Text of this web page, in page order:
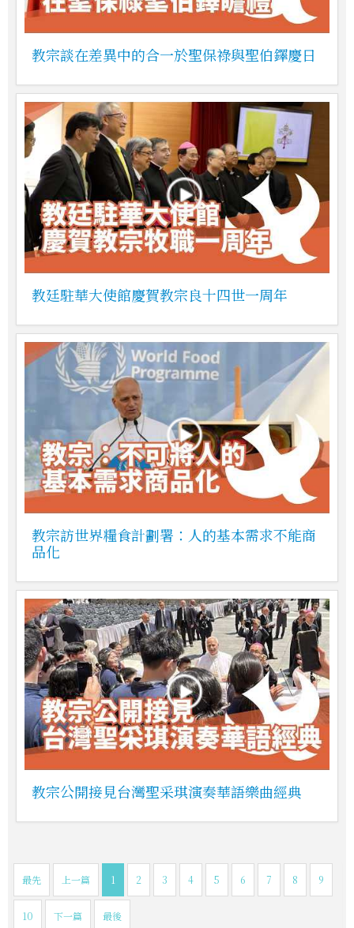
教宗談在差異中的合一於聖保祿與聖伯鐸慶日
教廷駐華大使館慶賀教宗良十四世一周年
教宗訪世界糧食計劃署：人的基本需求不能商
品化
教宗公開接見台灣聖采琪演奏華語樂曲經典
最先 上一篇 1 2 3 4 5 6 7 8 9
10 下一篇 最後